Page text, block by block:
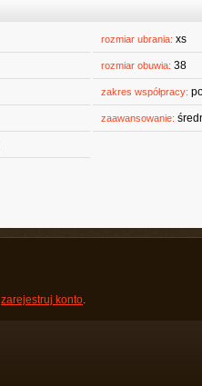
rozmiar ubrania: xs
rozmiar obuwia: 38
zakres współpracy:
zaawansowanie:
zarejestruj konto.